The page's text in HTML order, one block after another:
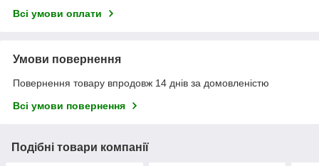
Всі умови оплати
Умови повернення
Повернення товару впродовж 14 днів за домовленістю
Всі умови повернення
Подібні товари компанії